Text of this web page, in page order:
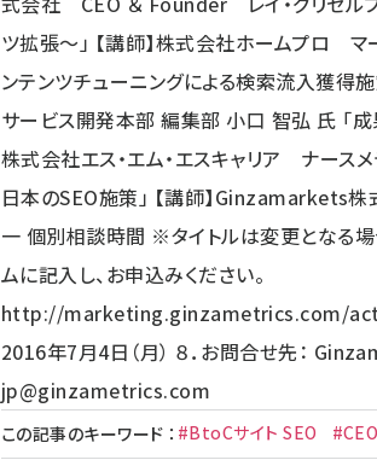
ツ拡張〜」 【講師】株式会社ホームプロ
ンテンツチューニングによる検索流入獲得
サービス開発本部 編集部 小口 智弘 氏 「成
株式会社エス・エム・エスキャリア ナー
日本のSEO施策」 【講師】
一 個別相談時間 ※タイトルは変更となる場
ムに記入し、お申込みください。
http://marketing.ginzametrics.com/
2016年7月4日（月） ８．お問合せ先：
jp@ginzametrics.com
この記事のキーワード ： #BtoCサイト SEO #CEO